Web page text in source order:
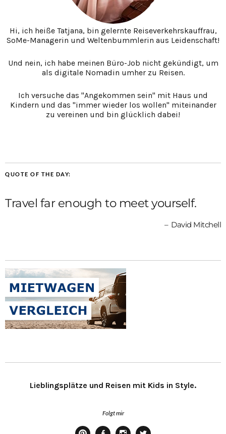
Hi, ich heiße Tatjana, bin gelernte Reiseverkehrskauffrau,
SoMe-Managerin und Weltenbummlerin aus Leidenschaft!
Und nein, ich habe meinen Büro-Job nicht gekündigt, um
als digitale Nomadin umher zu Reisen.
Ich versuche das "Angekommen sein" mit Haus und
Kindern und das "immer wieder los wollen" miteinander
zu vereinen und bin glücklich dabei!
QUOTE OF THE DAY:
Travel far enough to meet yourself.
David Mitchell
Lieblingsplätze und Reisen mit Kids in Style.
Folgt mir